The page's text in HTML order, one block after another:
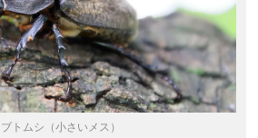
トムシ（小さいメス）